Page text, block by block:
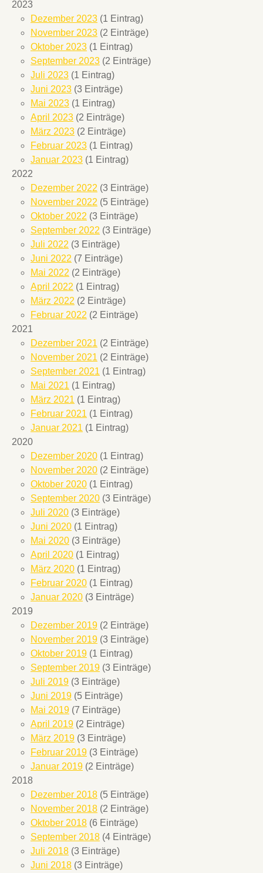
2023
Dezember 2023 (1 Eintrag)
November 2023 (2 Einträge)
Oktober 2023 (1 Eintrag)
September 2023 (2 Einträge)
Juli 2023 (1 Eintrag)
Juni 2023 (3 Einträge)
Mai 2023 (1 Eintrag)
April 2023 (2 Einträge)
März 2023 (2 Einträge)
Februar 2023 (1 Eintrag)
Januar 2023 (1 Eintrag)
2022
Dezember 2022 (3 Einträge)
November 2022 (5 Einträge)
Oktober 2022 (3 Einträge)
September 2022 (3 Einträge)
Juli 2022 (3 Einträge)
Juni 2022 (7 Einträge)
Mai 2022 (2 Einträge)
April 2022 (1 Eintrag)
März 2022 (2 Einträge)
Februar 2022 (2 Einträge)
2021
Dezember 2021 (2 Einträge)
November 2021 (2 Einträge)
September 2021 (1 Eintrag)
Mai 2021 (1 Eintrag)
März 2021 (1 Eintrag)
Februar 2021 (1 Eintrag)
Januar 2021 (1 Eintrag)
2020
Dezember 2020 (1 Eintrag)
November 2020 (2 Einträge)
Oktober 2020 (1 Eintrag)
September 2020 (3 Einträge)
Juli 2020 (3 Einträge)
Juni 2020 (1 Eintrag)
Mai 2020 (3 Einträge)
April 2020 (1 Eintrag)
März 2020 (1 Eintrag)
Februar 2020 (1 Eintrag)
Januar 2020 (3 Einträge)
2019
Dezember 2019 (2 Einträge)
November 2019 (3 Einträge)
Oktober 2019 (1 Eintrag)
September 2019 (3 Einträge)
Juli 2019 (3 Einträge)
Juni 2019 (5 Einträge)
Mai 2019 (7 Einträge)
April 2019 (2 Einträge)
März 2019 (3 Einträge)
Februar 2019 (3 Einträge)
Januar 2019 (2 Einträge)
2018
Dezember 2018 (5 Einträge)
November 2018 (2 Einträge)
Oktober 2018 (6 Einträge)
September 2018 (4 Einträge)
Juli 2018 (3 Einträge)
Juni 2018 (3 Einträge)